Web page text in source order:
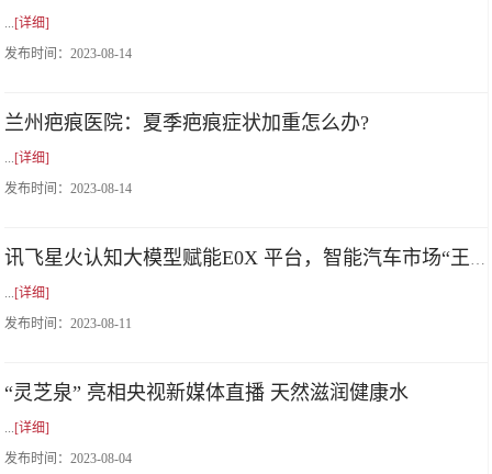
...[详细]
发布时间：2023-08-14
兰州疤痕医院：夏季疤痕症状加重怎么办?
...[详细]
发布时间：2023-08-14
...[详细]
发布时间：2023-08-11
“灵芝泉” 亮相央视新媒体直播 天然滋润健康水
...[详细]
发布时间：2023-08-04